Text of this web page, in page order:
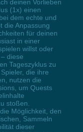
deinen Vorlieben
(1x) einen
dem echte und
die Anpassung
für deinen
in einer
willst oder
diese
Tageszyklus zu
die ihre
nutzen die
um Quests
stoßen.
Möglichkeit, den
Sammeln
dieser